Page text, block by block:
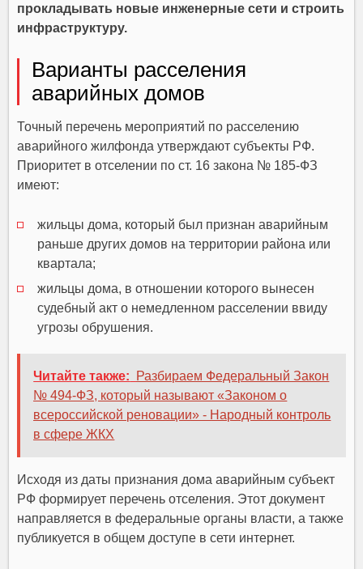
прокладывать новые инженерные сети и строить
инфраструктуру.
Варианты расселения
аварийных домов
Точный перечень мероприятий по расселению
аварийного жилфонда утверждают субъекты РФ.
Приоритет в отселении по ст. 16 закона № 185-ФЗ
имеют:
жильцы дома, который был признан аварийным
раньше других домов на территории района или
квартала;
жильцы дома, в отношении которого вынесен
судебный акт о немедленном расселении ввиду
угрозы обрушения.
Читайте также:
Разбираем Федеральный Закон
№ 494-ФЗ, который называют «Законом о
всероссийской реновации» - Народный контроль
в сфере ЖКХ
Исходя из даты признания дома аварийным субъект
РФ формирует перечень отселения. Этот документ
направляется в федеральные органы власти, а также
публикуется в общем доступе в сети интернет.